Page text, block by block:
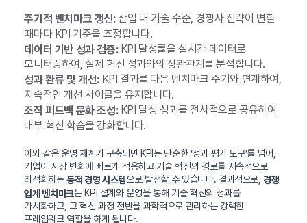
주기적 벤치마크 갱신:산업 내 기술 수준, 경쟁사 전략이 변할
때마다 KPI 기준을 조정합니다.
데이터 기반 성과 검증:KPI 달성률을 실시간 데이터로
모니터링하여, 실제 혁신 성과와의 상관관계를 분석합니다.
성과 환류 및 개선:KPI 결과를 다음 벤치마크 주기와 연계하여,
지속적인 개선 사이클을 유지합니다.
조직 피드백 문화 조성:KPI 달성 성과를 전사적으로 공유하여
내부 혁신 학습을 강화합니다.
이와 같은 운영 체계가 구축되면 KPI는 단순한 ‘성과 평가 도구’를 넘어,
기업이 시장 변화에 빠르게 적응하고 기술 혁신의 경로를 지속적으로
최적화하는동적 경영 시스템으로 발전할 수 있습니다. 결과적으로,경쟁
업계 벤치마크는 KPI 설계와 운영을 통해 기술 혁신의 성과를
가시화하고, 그 혁신 과정 전반을 과학적으로 관리하는 강력한
프레임워크 역할을 하게 됩니다.